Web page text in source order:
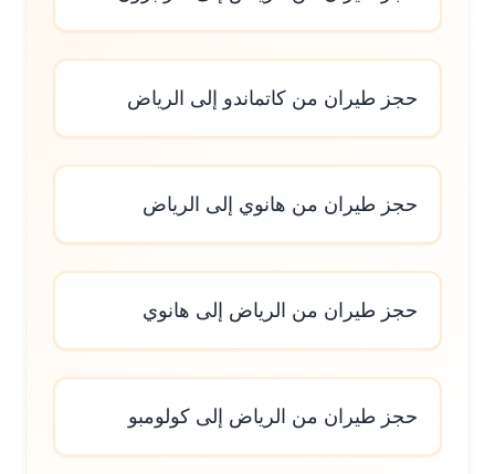
حجز طيران من كاتماندو إلى الرياض
حجز طيران من هانوي إلى الرياض
حجز طيران من الرياض إلى هانوي
حجز طيران من الرياض إلى كولومبو